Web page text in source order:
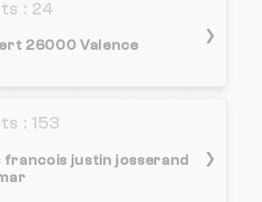
: 24
26000 Valence
❯
: 153
francois justin josserand
❯